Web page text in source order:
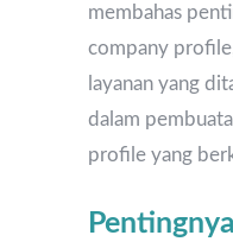
membahas
company
layanan yang
dalam
profile yang